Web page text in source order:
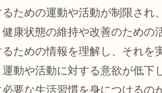
ための運動や活動が制限され
康状態の維持や改善のための
ための情報を理解し、それを
動や活動に対する意欲が低下
要な生活習慣を身につけるの